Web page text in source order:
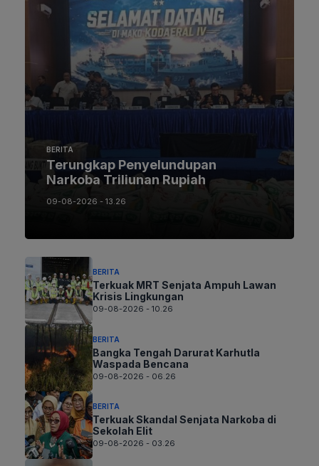
BERITA
Terungkap Penyelundupan
Narkoba Triliunan Rupiah
09-08-2026 - 13.26
BERITA
Terkuak MRT Senjata Ampuh Lawan
Krisis Lingkungan
09-08-2026 - 10.26
BERITA
Bangka Tengah Darurat Karhutla
Waspada Bencana
09-08-2026 - 06.26
BERITA
Terkuak Skandal Senjata Narkoba di
Sekolah Elit
09-08-2026 - 03.26